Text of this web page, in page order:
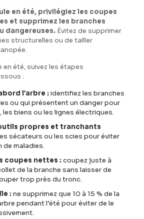
en été, privilégiez les coupes
et supprimez les branches
dangereuses. Évitez de supprimer
structurelles ou de tailler
en été, suivez les étapes
:
l’arbre : identifiez les branches
ou qui présentent un danger pour
les biens ou les lignes électriques.
propres et tranchants
sécateurs ou les scies pour éviter
maladies.
coupes nettes : coupez juste à
de la branche sans laisser de
trop près du tronc.
: ne supprimez que 10 à 15 % de la
pendant l’été pour éviter de le